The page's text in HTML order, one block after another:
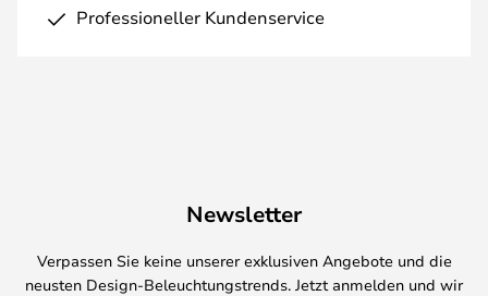
Professioneller Kundenservice
Newsletter
Verpassen Sie keine unserer exklusiven Angebote und die
neusten Design-Beleuchtungstrends. Jetzt anmelden und wir